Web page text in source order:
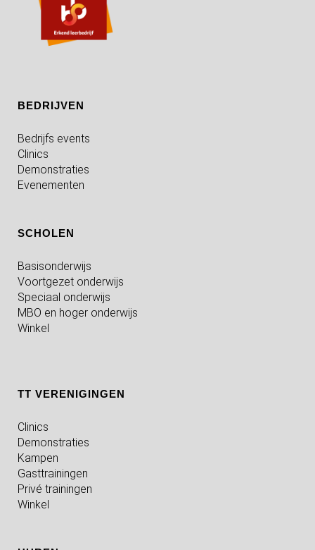
BEDRIJVEN
Bedrijfs events
Clinics
Demonstraties
Evenementen
SCHOLEN
Basisonderwijs
Voortgezet onderwijs
Speciaal onderwijs
MBO en hoger onderwijs
Winkel
TT VERENIGINGEN
Clinics
Demonstraties
Kampen
Gasttrainingen
Privé trainingen
Winkel